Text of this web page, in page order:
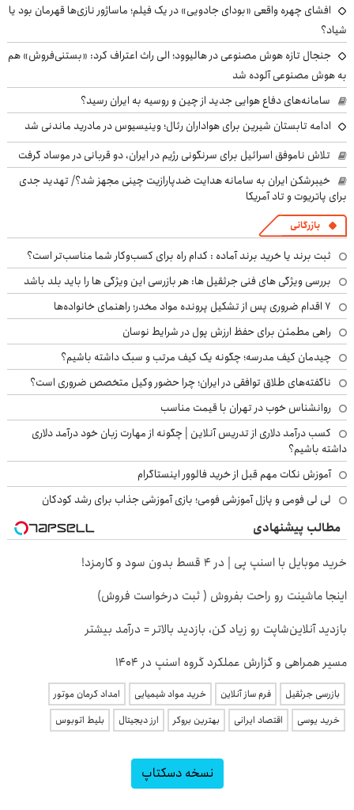
افشای چهره واقعی «بودای جادویی» در یک فیلم؛ ماساژور نازی‌ها قهرمان بود یا
شیاد؟
جنجال تازه هوش مصنوعی در هالیوود؛ الی راث اعتراف کرد: «بستنی‌فروش» هم
به هوش مصنوعی آلوده شد
سامانه‌های دفاع هوایی جدید از چین و روسیه به ایران رسید؟
ادامه تابستان شیرین برای هواداران رئال؛ وینیسیوس در مادرید ماندنی شد
تلاش ناموفق اسرائیل برای سرنگونی رژیم در ایران، دو قربانی در موساد گرفت
خیبرشکن ایران به سامانه هدایت ضدپارازیت چینی مجهز شد؟/ تهدید جدی
برای پاتریوت و تاد آمریکا
بازرگانی
ثبت برند یا خرید برند آماده : کدام راه برای کسب‌وکار شما مناسب‌تر است؟
بررسی ویژگی های فنی جرثقیل ها: هر بازرسی این ویژگی ها را باید بلد باشد
۷ اقدام ضروری پس از تشکیل پرونده مواد مخدر؛ راهنمای خانواده‌ها
راهی مطمئن برای حفظ ارزش پول در شرایط نوسان
چیدمان کیف مدرسه؛ چگونه یک کیف مرتب و سبک داشته باشیم؟
ناگفته‌های طلاق توافقی در ایران؛ چرا حضور وکیل متخصص ضروری است؟
روانشناس خوب در تهران با قیمت مناسب
کسب درآمد دلاری از تدریس آنلاین | چگونه از مهارت زبان خود درآمد دلاری
داشته باشیم؟
آموزش نکات مهم قبل از خرید فالوور اینستاگرام
لی لی فومی و پازل آموزشی فومی؛ بازی آموزشی جذاب برای رشد کودکان
مطالب پیشنهادی
خرید موبایل با اسنپ پی | در ۴ قسط بدون سود و کارمزد!
اینجا ماشینت رو راحت بفروش ( ثبت درخواست فروش)
بازدید آنلاین‌شاپت رو زیاد کن، بازدید بالاتر = درآمد بیشتر
مسیر همراهی و گزارش عملکرد گروه اسنپ در ۱۴۰۴
بازرسی جرثقیل فرم ساز آنلاین خرید مواد شیمیایی
امداد کرمان موتور
خرید یوسی
اقتصاد ایرانی بهترین بروکر ارز دیجیتال بلیط اتوبوس
نسخه دسکتاپ